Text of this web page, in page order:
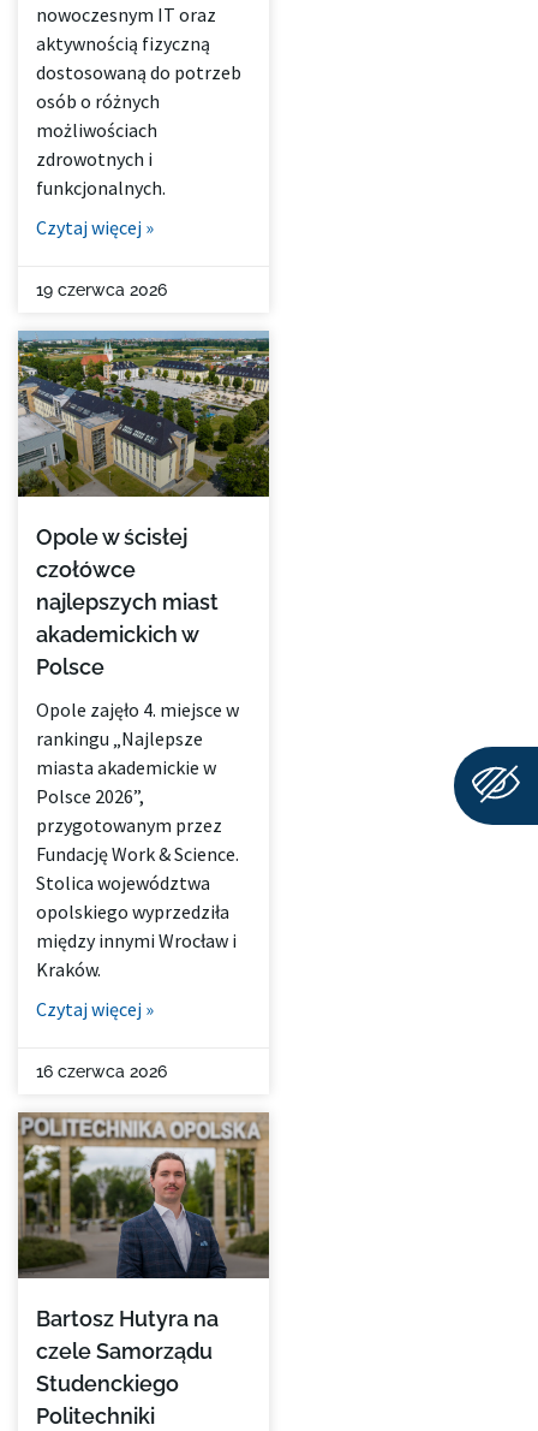
nowoczesnym IT oraz
aktywnością fizyczną
dostosowaną do potrzeb
osób o różnych
możliwościach
zdrowotnych i
funkcjonalnych.
Czytaj więcej »
19 czerwca 2026
Opole w ścisłej
czołówce
najlepszych miast
akademickich w
Polsce
Opole zajęło 4. miejsce w
rankingu „Najlepsze
miasta akademickie w
Polsce 2026”,
przygotowanym przez
Fundację Work & Science.
Stolica województwa
opolskiego wyprzedziła
między innymi Wrocław i
Kraków.
Czytaj więcej »
16 czerwca 2026
Bartosz Hutyra na
czele Samorządu
Studenckiego
Politechniki